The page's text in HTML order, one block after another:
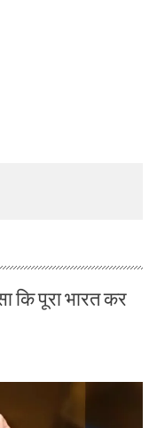
कि पूरा भारत कर